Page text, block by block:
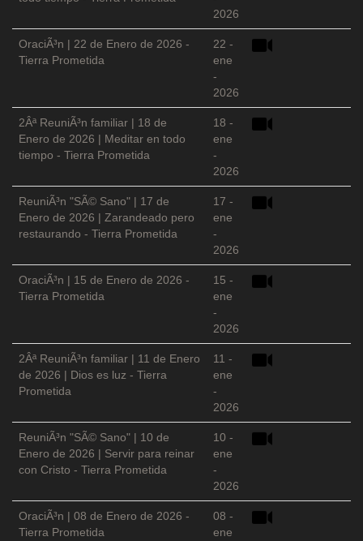
2026
OraciÃ³n | 22 de Enero de 2026 -
Tierra Prometida
22 -
ene
-
2026
2Âª ReuniÃ³n familiar | 18 de
Enero de 2026 | Meditar en todo
tiempo - Tierra Prometida
18 -
ene
-
2026
ReuniÃ³n "SÃ© Sano" | 17 de
Enero de 2026 | Zarandeado pero
restaurando - Tierra Prometida
17 -
ene
-
2026
OraciÃ³n | 15 de Enero de 2026 -
Tierra Prometida
15 -
ene
-
2026
2Âª ReuniÃ³n familiar | 11 de Enero
de 2026 | Dios es luz - Tierra
Prometida
11 -
ene
-
2026
ReuniÃ³n "SÃ© Sano" | 10 de
Enero de 2026 | Servir para reinar
con Cristo - Tierra Prometida
10 -
ene
-
2026
OraciÃ³n | 08 de Enero de 2026 -
Tierra Prometida
08 -
ene